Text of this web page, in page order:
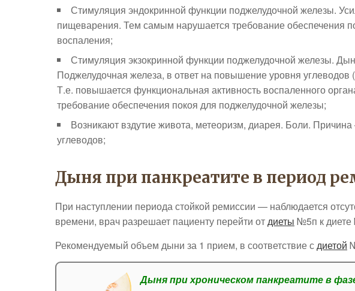
Стимуляция эндокринной функции поджелудочной железы.
пищеварения. Тем самым нарушается требование обеспечения
воспаления;
Стимуляция экзокринной функции поджелудочной железы.
Поджелудочная железа, в ответ на повышение уровня углеводов
Т.е. повышается функциональная активность воспаленного
требование обеспечения покоя для поджелудочной железы;
Возникают вздутие живота, метеоризм, диарея. Боли.
углеводов;
Дыня при панкреатите в период
При наступлении периода стойкой ремиссии — наблюдается
времени, врач разрешает пациенту перейти отдиеты №5п к
Рекомендуемый объем дыни за 1 прием, в соответствие сдиетой
Дыня при хроническом панкреатите в